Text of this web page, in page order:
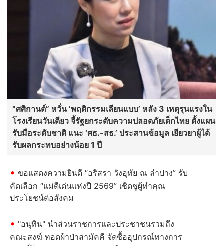
“ศศิกานต์” หวั่น ‘พฤติกรรมเลียนแบบ’ หลัง 3 เหตุรุนแรงใน
โรงเรียนวันเดียว จี้รัฐยกระดับความปลอดภัยเด็กไทย ตั้งแผน
รับมือระดับชาติ แนะ ‘ศธ.-สธ.’ ประสานข้อมูล เยียวยาผู้ได้
รับผลกระทบอย่างน้อย 1 ปี
ขอแสดงความยินดี “อริสรา วังอุทัย ณ ลำปาง” รับ
คัดเลือก “แม่ดีเด่นแห่งปี 2569” เชิดชูผู้ทำคุณ
ประโยชน์ต่อสังคม
"อนุทิน" นำส่วนราชการและประชาชนรวมถึง
คณะสงฆ์ ทอดผ้าป่าสามัคคี จัดซื้ออุปกรณ์ทางการ